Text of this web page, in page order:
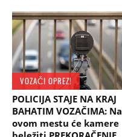
VOZAČI OPREZ!
POLICIJA STAJE NA KRAJ
BAHATIM VOZAČIMA: Na
ovom mestu će kamere